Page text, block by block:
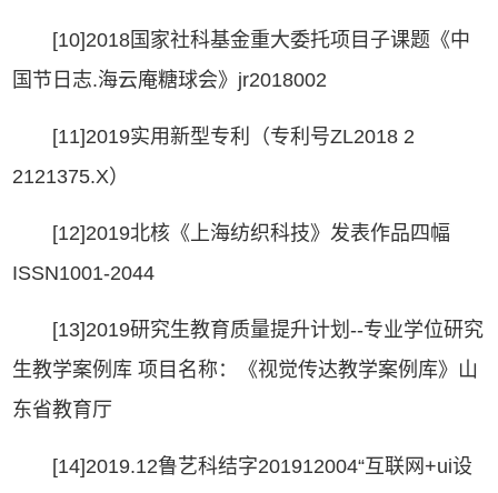
[10]2018国家社科基金重大委托项目子课题《中
国节日志.海云庵糖球会》jr2018002
[11]2019实用新型专利（专利号ZL2018 2
2121375.X）
[12]2019北核《上海纺织科技》发表作品四幅
ISSN1001-2044
[13]2019研究生教育质量提升计划--专业学位研究
生教学案例库 项目名称：《视觉传达教学案例库》山
东省教育厅
[14]2019.12鲁艺科结字201912004“互联网+ui设